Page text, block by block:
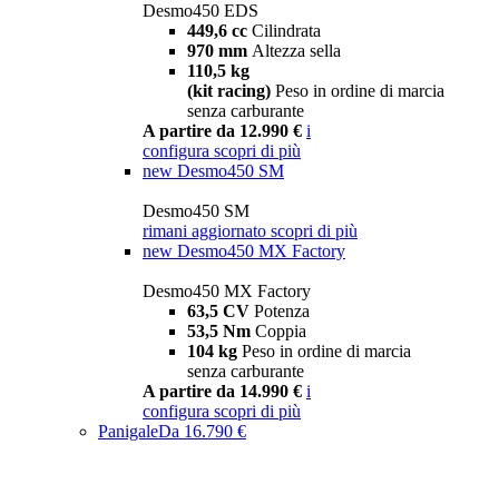
Desmo450 EDS
449,6 cc Cilindrata
970 mm Altezza sella
110,5 kg
(kit racing) Peso in ordine di marcia
senza carburante
A partire da 12.990 € i
configura scopri di più
new Desmo450 SM
Desmo450 SM
rimani aggiornato scopri di più
new Desmo450 MX Factory
Desmo450 MX Factory
63,5 CV Potenza
53,5 Nm Coppia
104 kg Peso in ordine di marcia
senza carburante
A partire da 14.990 € i
configura scopri di più
PanigaleDa 16.790 €